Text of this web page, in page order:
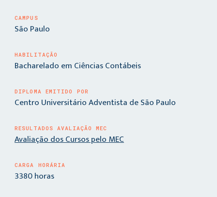
CAMPUS
São Paulo
HABILITAÇÃO
Bacharelado em Ciências Contábeis
DIPLOMA EMITIDO POR
Centro Universitário Adventista de São Paulo
RESULTADOS AVALIAÇÃO MEC
Avaliação dos Cursos pelo MEC
CARGA HORÁRIA
3380 horas